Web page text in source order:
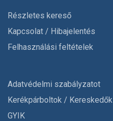
Részletes kereső
Kapcsolat / Hibajelentés
Felhasználási feltételek
Adatvédelmi szabályzatot
Kerékpárboltok / Kereskedők
GYIK